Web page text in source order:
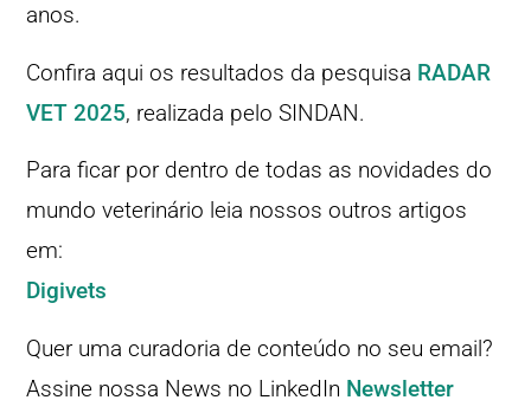
anos.
Confira aqui os resultados da pesquisa RADAR
VET 2025, realizada pelo SINDAN.
Para ficar por dentro de todas as novidades do
mundo veterinário leia nossos outros artigos
em:
Digivets
Quer uma curadoria de conteúdo no seu email?
Assine nossa News no LinkedIn Newsletter